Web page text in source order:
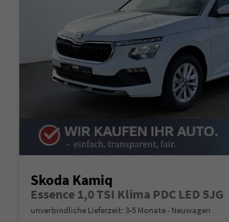
Skoda Kamiq
Essence 1,0 TSI Klima PDC LED 5JG
unverbindliche Lieferzeit: 3-5 Monate Neuwagen